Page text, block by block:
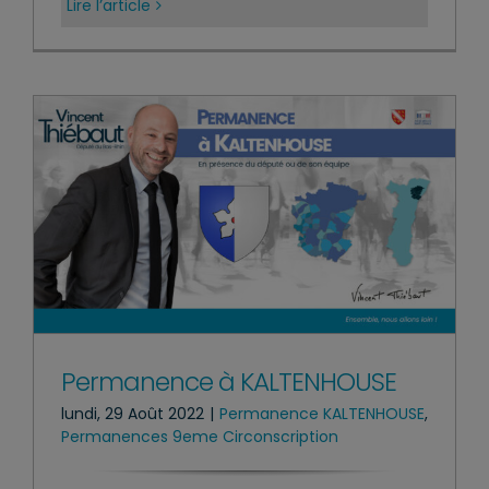
Lire l’article
Permanence à KALTENHOUSE
lundi, 29 Août 2022 | Permanence KALTENHOUSE,
Permanences 9eme Circonscription